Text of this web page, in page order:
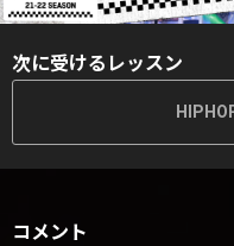
次に受けるレッスン
コメント